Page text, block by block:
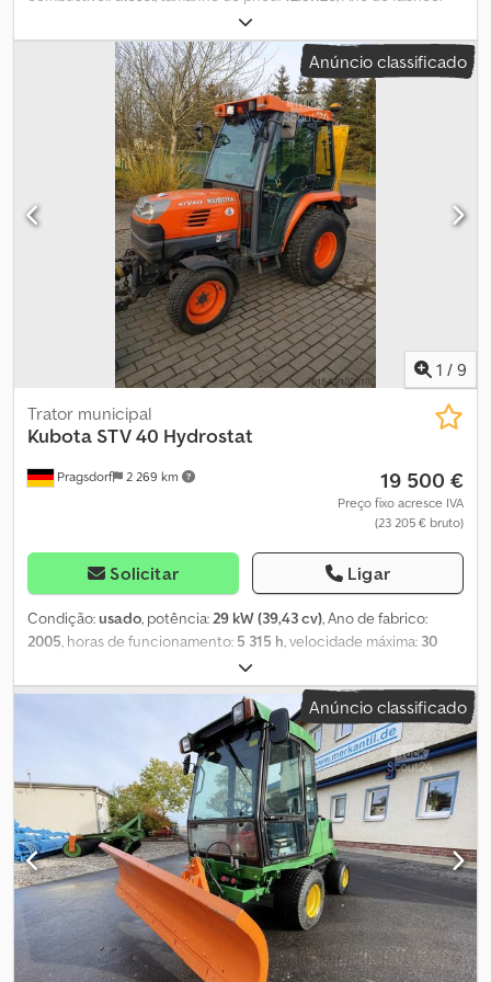
10 650 h
dianteiro:12.5R20, tamanho do pneu traseiro:12.5R20, velocidade
60 km/h, Equipamento:ar condicionado, cabina,
computador de bordo, faróis adicionais, tomada de força
dianteira, travão de ar comprimido, tração integral
(d):12.5R20, Pneus (t):12.5R20, Horas de operação: 10650, Primeira
matrícula: 2008, Triponto / engate de elevação traseiro, Eixo
dianteiro suspenso, Porta-implementos, Direção hidráulica,
Suspensão de cabine (mecânica), Rádio, Giroflex, Peso adicional,
Consola de montagem, Gancho automático, Comando externo
do triponto, Comando externo de distribuidores hidráulicos, 3º
circuito de comando_____Placa municipal dianteira, incluindo
espalhador de sal, braço de limpeza, cabeça de trituradora
Dücker, lâmina para neve, tração às quatro rodas, basculante,
Localização: Cliente Dcjdpfx Ajy A Uwcsmkjk
Anúncio classificado
1 / 9
Pragsdorf 2 269 km
Trator municipal
Kubota STV 40 Hydrostat
19 500 €
Preço fixo acresce IVA
(23 205 € bruto)
Solicitar Ligar
Condição:usado, potência:29 kW (39,43 cv), Ano de fabrico:
2005, horas de funcionamento: 5 315 h, velocidade máxima: 30
cabina, tomada de força dianteira
de funcionamento: 5315. Trator municipal Kubota conforme
ilustrado, incluindo deck de corte mulching, vassoura e triturador
de braço. Ano de fabrico 2005, horas de funcionamento 5315.
Localização: Cliente. Dodpfsym Ik Asx Amksck
Anúncio classificado